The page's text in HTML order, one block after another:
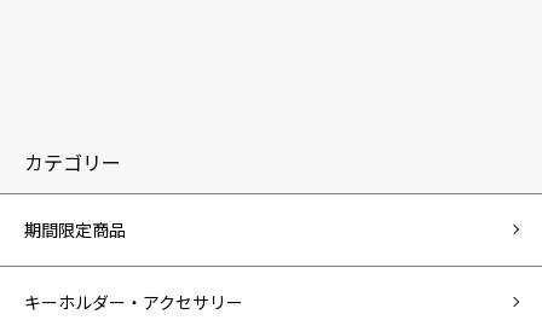
カテゴリー
期間限定商品
キーホルダー・アクセサリー